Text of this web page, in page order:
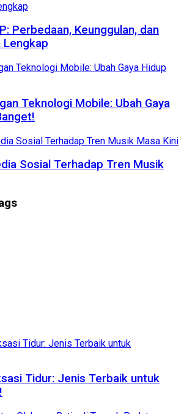
Perbedaan, Keunggulan, dan
Lengkap
Teknologi Mobile: Ubah Gaya
Sosial Terhadap Tren Musik
Tidur: Jenis Terbaik untuk